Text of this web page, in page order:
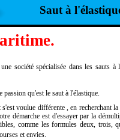
Saut à
société spécialisée dans les sauts à
qu'est le saut à l'élastique.
voulue différente , en recherchant
démarche est d'essayer par la
comme les formules deux, trois,
et envies.